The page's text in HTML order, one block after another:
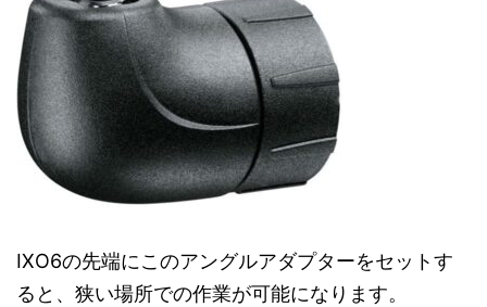
IXO6の先端にこのアングルアダプターをセットす
ると、狭い場所での作業が可能になります。